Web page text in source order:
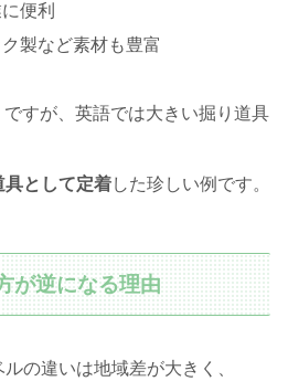
便利
製など素材も豊富
すが、英語では大きい掘り道具
具として定着した珍しい例です。
が逆になる理由
の違いは地域差が大きく、